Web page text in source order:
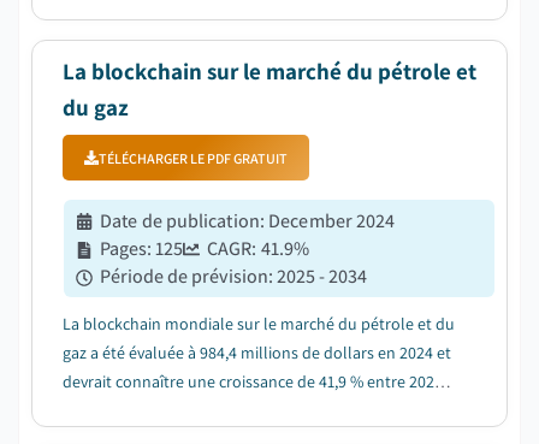
La blockchain sur le marché du pétrole et
du gaz
TÉLÉCHARGER LE PDF GRATUIT
Date de publication: December 2024
Pages:125 CAGR: 41.9%
Période de prévision:2025 - 2034
La blockchain mondiale sur le marché du pétrole et du
gaz a été évaluée à 984,4 millions de dollars en 2024 et
devrait connaître une croissance de 41,9 % entre 2025